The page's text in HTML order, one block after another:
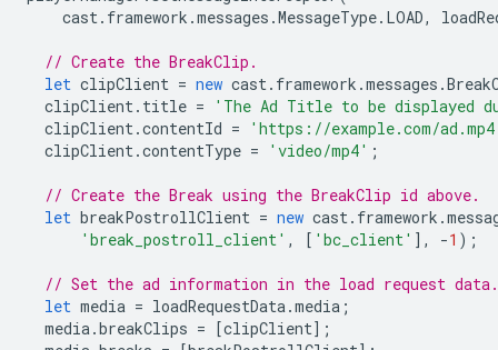
cast. framework .messages .MessageType. LOAD,
// Create the BreakClip.
let clipClient = new cast. framework .messages .
clipClient. title =
'The Ad Title to be displayed
clipClient.contentId =
'https://example.com/
clipClient.contentType = 'video/mp4' ;
// Create the Break using the BreakClip id above.
let breakPostrollClient = new cast. framework .
'break_postroll_client' , [ 'bc_client' ], -1 );
// Set the ad information in the load request data.
let media = loadRequestData.media ;
media.breakClips = [clipClient];